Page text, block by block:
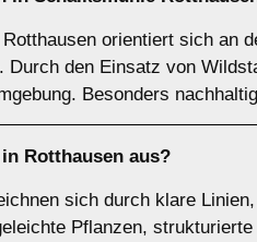
orientiert sich an
Durch den Einsatz von
Besonders
Rotthausen aus?
sich durch klare
Pflanzen,